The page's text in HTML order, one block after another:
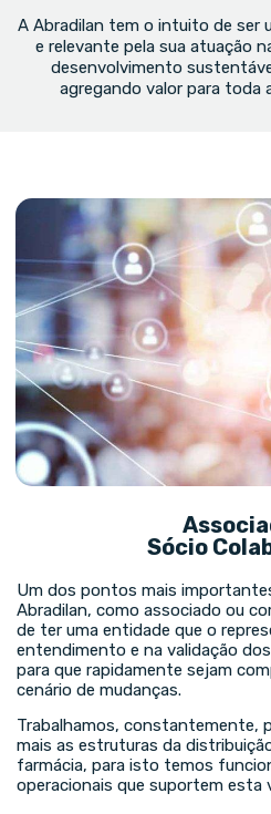
A Abradilan tem o intuito de ser
e relevante pela sua atuação
desenvolvimento
agregando valor para toda
Sócio
Um dos pontos mais
Abradilan, como associado ou
de ter uma entidade que o
entendimento e na validação
para que rapidamente sejam
cenário de mudanças.
Trabalhamos, constantemente,
mais as estruturas da
farmácia, para isto temos
operacionais que suportem esta